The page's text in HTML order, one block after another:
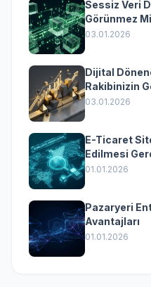
Sessiz Veri
Görünmez
Dönüşümün
03.01.2026
Dijital
Rakibinizin
(Kurumsal
03.01.2026
E-Ticaret
Edilmesi
01.01.2026
Pazaryeri
Avantajları
01.01.2026